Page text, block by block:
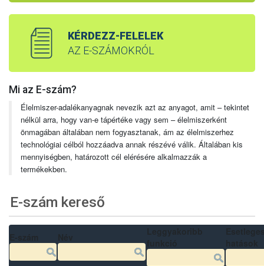
KÉRDEZZ-FELELEK
AZ E-SZÁMOKRÓL
Mi az E-szám?
Élelmiszer-adalékanyagnak nevezik azt az anyagot, amit – tekintet
nélkül arra, hogy van-e tápértéke vagy sem – élelmiszerként
önmagában általában nem fogyasztanak, ám az élelmiszerhez
technológiai célból hozzáadva annak részévé válik. Általában kis
mennyiségben, határozott cél elérésére alkalmazzák a
termékekben.
E-szám kereső